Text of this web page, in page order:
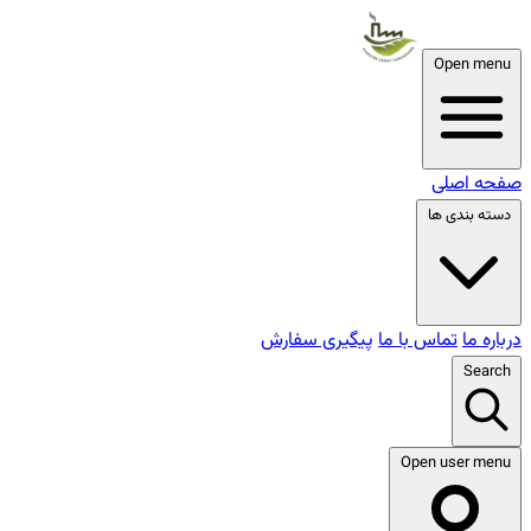
Open menu
صفحه اصلی
دسته بندی ها
درباره ماتماس با ما پیگیری سفارش
Search
Open user menu